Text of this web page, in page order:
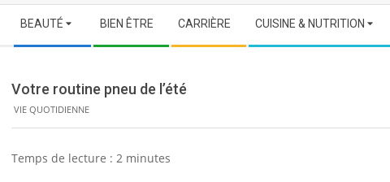
Secondary
Navigation
Menu
BEAUTÉ BIEN ÊTRE CARRIÈRE CUISINE & NUTRITION
Votre routine pneu de l’été
VIE QUOTIDIENNE
Temps de lecture : 2 minutes